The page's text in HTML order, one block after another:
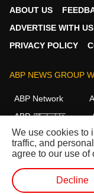
ABOUT US
ADVERTISE WITH US
PRIVACY POLICY
ABP NEWS GROUP
ABP Network
ABP আনন্দ
ABP Ganga
FOLLOW US
We use cookies to
traffic, and
agree to our use of
Decline